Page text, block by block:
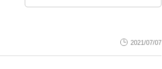
2021/07/07